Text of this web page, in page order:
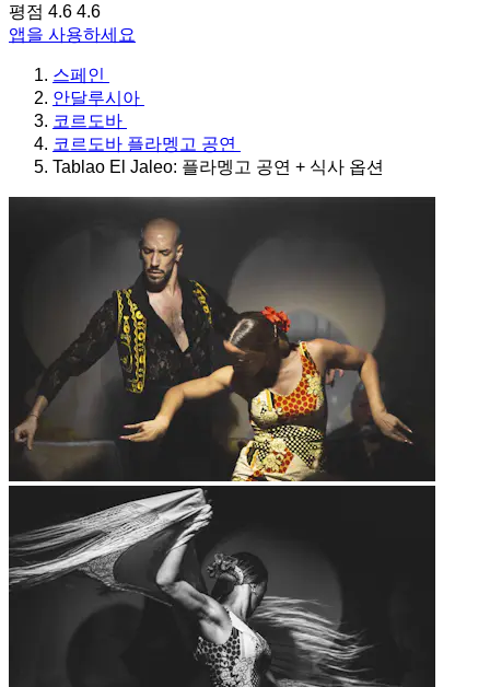
평점 4.6 4.6
앱을 사용하세요
스페인
안달루시아
코르도바
코르도바 플라멩고 공연
Tablao El Jaleo: 플라멩고 공연 + 식사 옵션